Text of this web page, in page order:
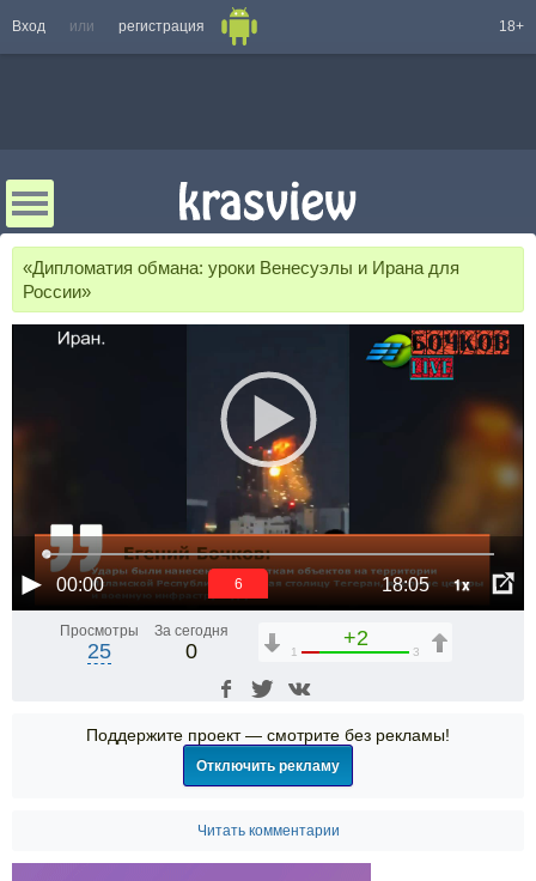
Вход или регистрация 18+
«Дипломатия обмана: уроки Венесуэлы и Ирана для
России»
00:00 18:05 1x
6
Просмотры
25
За сегодня
0
+2
1 3
Поддержите проект — смотрите без рекламы!
Отключить рекламу
Читать комментарии